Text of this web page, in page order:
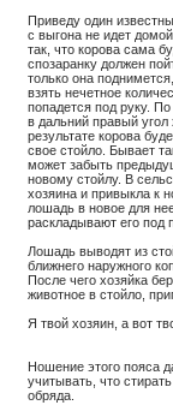
Приведу один
с выгона не идет
так, что корова сама
спозаранку должен
только она
взять нечетное
попадется под руку.
в дальний правый
результате корова
свое стойло. Бывает
может забыть
новому стойлу. В
хозяина и привыкла к
лошадь в новое для
раскладывают его под
Лошадь выводят из
ближнего наружного
После чего хозяйка
животное в стойло,
Я твой хозяин, а вот
Ношение этого пояса
учитывать, что
обряда.